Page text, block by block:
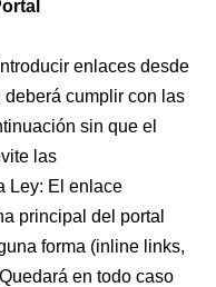
enlaces desde
cumplir con las
sin que el
las
Ley: El enlace
principal del portal
forma (inline links,
en todo caso